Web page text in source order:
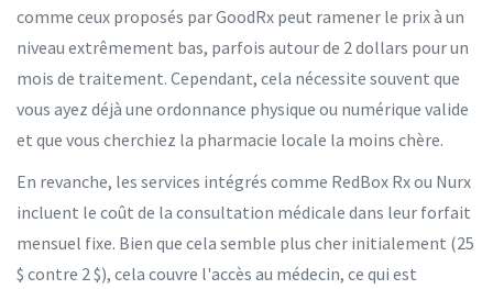
comme ceux proposés par GoodRx peut ramener le prix à un
niveau extrêmement bas, parfois autour de 2 dollars pour un
mois de traitement. Cependant, cela nécessite souvent que
vous ayez déjà une ordonnance physique ou numérique valide
et que vous cherchiez la pharmacie locale la moins chère.
En revanche, les services intégrés comme RedBox Rx ou Nurx
incluent le coût de la consultation médicale dans leur forfait
mensuel fixe. Bien que cela semble plus cher initialement (25
$ contre 2 $), cela couvre l'accès au médecin, ce qui est